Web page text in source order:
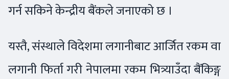
गर्न सकिने केन्द्रीय बैंकले जनाएको छ ।
यस्तै, संस्थाले विदेशमा लगानीबाट आर्जित रकम वा
लगानी फिर्ता गरी नेपालमा रकम भित्र्याउँदा बैंकिङ्ग